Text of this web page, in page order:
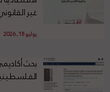
غير
يوليو 18, 2026
بحث